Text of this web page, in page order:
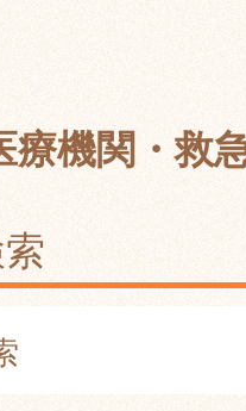
療機関・救